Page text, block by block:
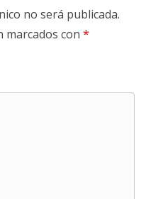
no será publicada.
marcados con *